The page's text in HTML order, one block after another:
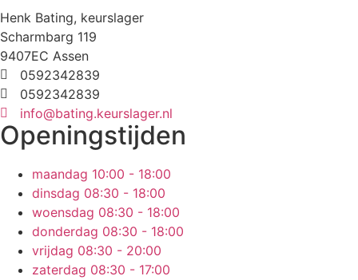
Henk Bating, keurslager
Scharmbarg 119
9407EC Assen
0592342839
0592342839
info@bating.keurslager.nl
Openingstijden
maandag 10:00 - 18:00
dinsdag 08:30 - 18:00
woensdag 08:30 - 18:00
donderdag 08:30 - 18:00
vrijdag 08:30 - 20:00
zaterdag 08:30 - 17:00